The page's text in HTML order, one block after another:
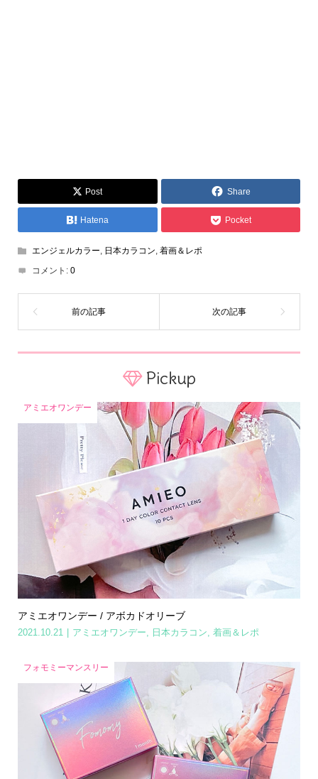
Post Share
Hatena Pocket
エンジェルカラー, 日本カラコン, 着画＆レポ
コメント: 0
Pickup
アミエオワンデー
アミエオワンデー / アボカドオリーブ
2021.10.21 アミエオワンデー, 日本カラコン, 着画＆レポ
フォモミーマンスリー